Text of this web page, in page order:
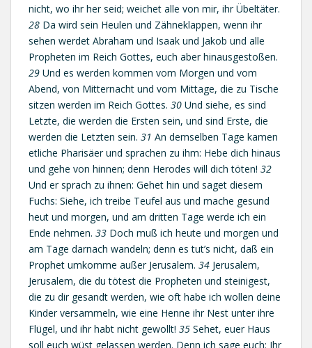
nicht, wo ihr her seid; weichet alle von mir, ihr Übeltäter.
28 Da wird sein Heulen und Zähneklappen, wenn ihr
sehen werdet Abraham und Isaak und Jakob und alle
Propheten im Reich Gottes, euch aber hinausgestoßen.
29 Und es werden kommen vom Morgen und vom
Abend, von Mitternacht und vom Mittage, die zu Tische
sitzen werden im Reich Gottes. 30 Und siehe, es sind
Letzte, die werden die Ersten sein, und sind Erste, die
werden die Letzten sein. 31 An demselben Tage kamen
etliche Pharisäer und sprachen zu ihm: Hebe dich hinaus
und gehe von hinnen; denn Herodes will dich töten! 32
Und er sprach zu ihnen: Gehet hin und saget diesem
Fuchs: Siehe, ich treibe Teufel aus und mache gesund
heut und morgen, und am dritten Tage werde ich ein
Ende nehmen. 33 Doch muß ich heute und morgen und
am Tage darnach wandeln; denn es tut’s nicht, daß ein
Prophet umkomme außer Jerusalem. 34 Jerusalem,
Jerusalem, die du tötest die Propheten und steinigest,
die zu dir gesandt werden, wie oft habe ich wollen deine
Kinder versammeln, wie eine Henne ihr Nest unter ihre
Flügel, und ihr habt nicht gewollt! 35 Sehet, euer Haus
soll euch wüst gelassen werden. Denn ich sage euch: Ihr